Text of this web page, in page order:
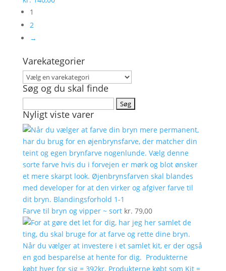
1
2
→
Varekategorier
Søg og du skal finde
efter:
Nyligt viste varer
Farve til bryn og vipper ~ sort kr. 79,00